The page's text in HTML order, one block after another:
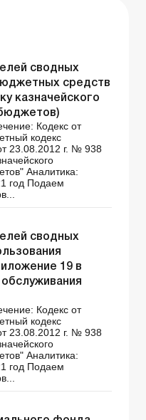
сводных
средств
казначейского
Кодекс от
кодекс
23.08.2012 г. № 938
Аналитика:
год Подаем
сводных
19 в
Кодекс от
кодекс
23.08.2012 г. № 938
Аналитика:
год Подаем